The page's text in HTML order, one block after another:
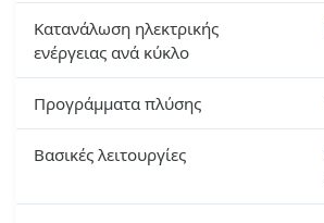
Κατανάλωση ηλεκτρικής
ενέργειας ανά κύκλο
Προγράμματα πλύσης
Βασικές λειτουργίες